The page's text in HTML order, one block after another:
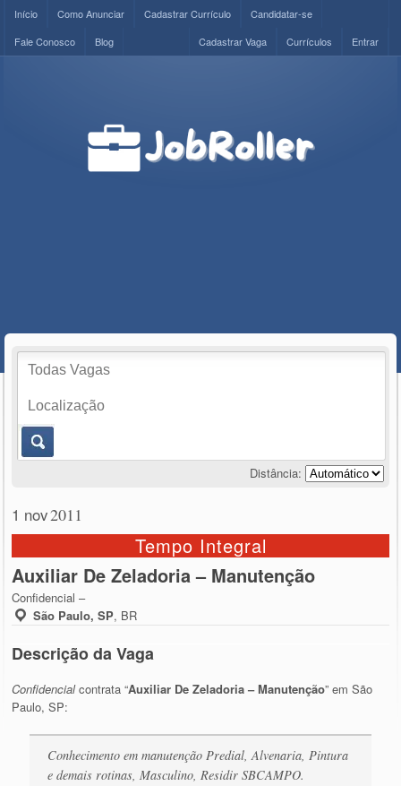
Início Como Anunciar Cadastrar Currículo
Candidatar-se
Fale Conosco
Blog Entrar
Currículos
Cadastrar Vaga
Distância:
1 nov2011
Tempo Integral
Auxiliar De Zeladoria – Manutenção
Confidencial –
São Paulo, SP, BR
Descrição da Vaga
Confidencialcontrata “Auxiliar De Zeladoria – Manutenção” em São
Paulo, SP:
Conhecimento em manutenção Predial, Alvenaria, Pintura
e demais rotinas, Masculino, Residir SBCAMPO.